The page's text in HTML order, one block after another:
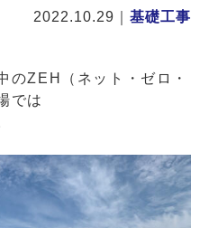
2022.10.29 基礎工事
のZEH（ネット・ゼロ・
では